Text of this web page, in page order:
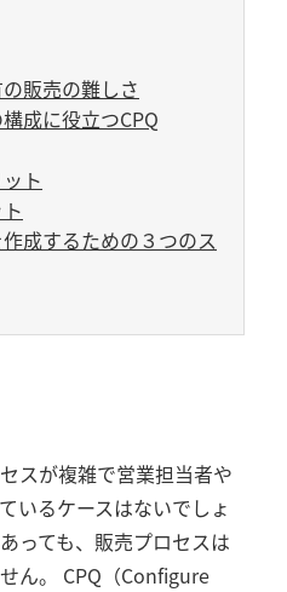
販売の難しさ
成に役立つCPQ
ト
成するための３つのス
スが複雑で営業担当者や
いるケースはないでしょ
っても、販売プロセスは
ん。
CPQ （Configure